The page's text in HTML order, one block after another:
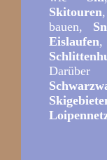
Skitouren,
bauen,
Eislaufen,